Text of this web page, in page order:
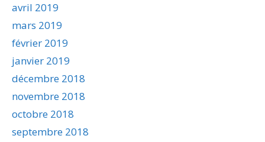
avril 2019
mars 2019
février 2019
janvier 2019
décembre 2018
novembre 2018
octobre 2018
septembre 2018